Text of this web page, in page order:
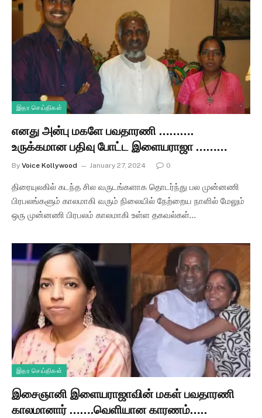
இதர செய்திகள்
எனது அன்பு மகளே பவதாரணி ……….
உருக்கமான பதிவு போட்ட இளையராஜா ………
By Voice Kollywood January 27, 2024 0
திரையுலகில் கடந்த சில வருடங்களாக தொடர்ந்து பல முன்னணி
பிரபலங்களும் காலமாகி வரும் நிலையில் நேற்றைய நாளில் மேலும்
ஒரு முன்னணி பிரபலம் காலமாகி உள்ள தகவல்கள்…
இதர செய்திகள்
இசைஞானி இளையராஜாவின் மகள் பவதாரணி
காலமானார் …….வெளியான காரணம்…..